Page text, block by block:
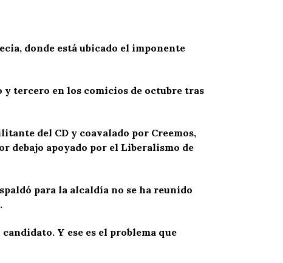
donde está ubicado el imponente
y tercero en los comicios de octubre tras
del CD y coavalado por Creemos,
debajo apoyado por el Liberalismo de
para la alcaldía no se ha reunido
Y ese es el problema que